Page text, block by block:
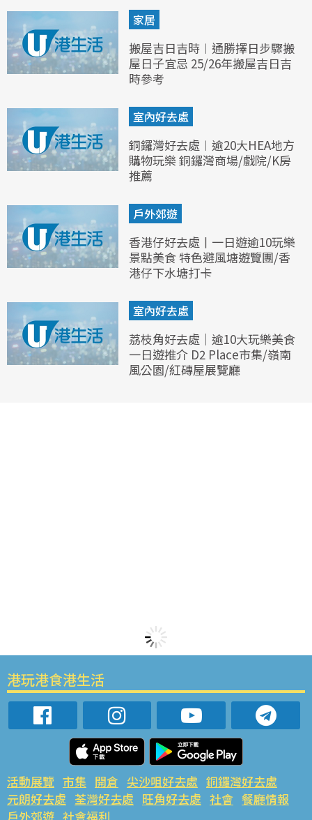
家居
搬屋吉日吉時︱通勝擇日步驟搬
屋日子宜忌 25/26年搬屋吉日吉
時參考
室內好去處
銅鑼灣好去處︱逾20大HEA地方
購物玩樂 銅鑼灣商場/戲院/K房
推薦
戶外郊遊
香港仔好去處丨一日遊逾10玩樂
景點美食 特色避風塘遊覽團/香
港仔下水塘打卡
室內好去處
荔枝角好去處｜逾10大玩樂美食
一日遊推介 D2 Place市集/嶺南
風公園/紅磚屋展覽廳
港玩港食港生活
活動展覽 市集 開倉 尖沙咀好去處 銅鑼灣好去處
元朗好去處 荃灣好去處 旺角好去處 社會 餐廳情報
戶外郊遊 社會福利